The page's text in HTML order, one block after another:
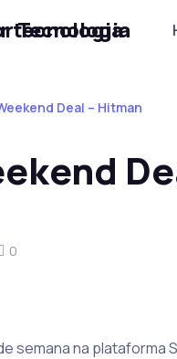
Tecnologia
Deal – Hitman
0
semana na plataforma